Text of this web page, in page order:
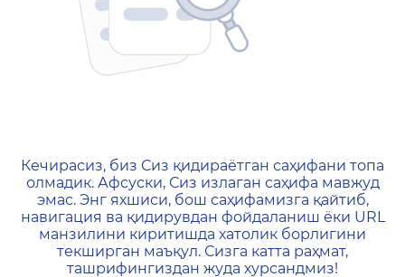
404 — Страница не
Кечирасиз, биз Сиз қидираётган саҳифани топа
олмадик. Афсуски, Сиз излаган саҳифа мавжуд
эмас. Энг яхшиси, бош саҳифамизга қайтиб,
навигация ва қидирувдан фойдаланиш ёки URL
манзилини киритишда хатолик борлигини
текширган маъқул. Сизга катта раҳмат,
ташрифингиздан жуда хурсандмиз!